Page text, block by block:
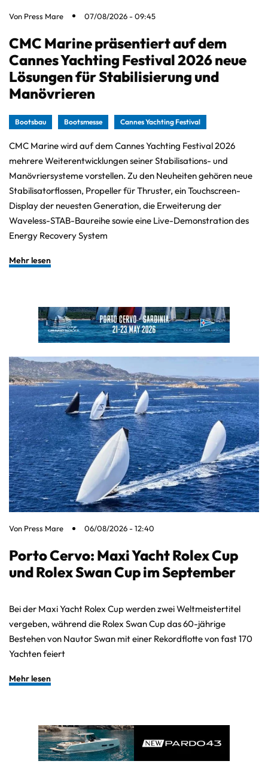
Von Press Mare 07/08/2026 - 09:45
CMC Marine präsentiert auf dem
Cannes Yachting Festival 2026 neue
Lösungen für Stabilisierung und
Manövrieren
Bootsbau Bootsmesse Cannes Yachting Festival
CMC Marine wird auf dem Cannes Yachting Festival 2026
mehrere Weiterentwicklungen seiner Stabilisations- und
Manövriersysteme vorstellen. Zu den Neuheiten gehören neue
Stabilisatorflossen, Propeller für Thruster, ein Touchscreen-
Display der neuesten Generation, die Erweiterung der
Waveless-STAB-Baureihe sowie eine Live-Demonstration des
Energy Recovery System
Mehr lesen
Von Press Mare 06/08/2026 - 12:40
Porto Cervo: Maxi Yacht Rolex Cup
und Rolex Swan Cup im September
Bei der Maxi Yacht Rolex Cup werden zwei Weltmeistertitel
vergeben, während die Rolex Swan Cup das 60-jährige
Bestehen von Nautor Swan mit einer Rekordflotte von fast 170
Yachten feiert
Mehr lesen